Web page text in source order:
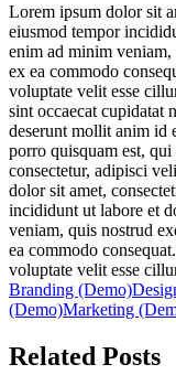
Lorem ipsum dolor sit
eiusmod tempor
enim ad minim
ex ea commodo
voluptate velit esse
sint occaecat cupidatat
deserunt mollit anim id
porro quisquam est,
consectetur, adipisci
dolor sit amet,
incididunt ut labore et
veniam, quis nostrud
ea commodo
voluptate velit esse
Branding (Demo)
(Demo)Marketing
Related Posts